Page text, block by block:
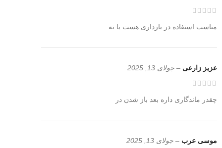
مناسب استفاده در بارداری هست یا نه
عزیز زارعی – جولای 13, 2025
چقدر ماندگاری داره بعد باز شدن در
موسی عرب – جولای 13, 2025